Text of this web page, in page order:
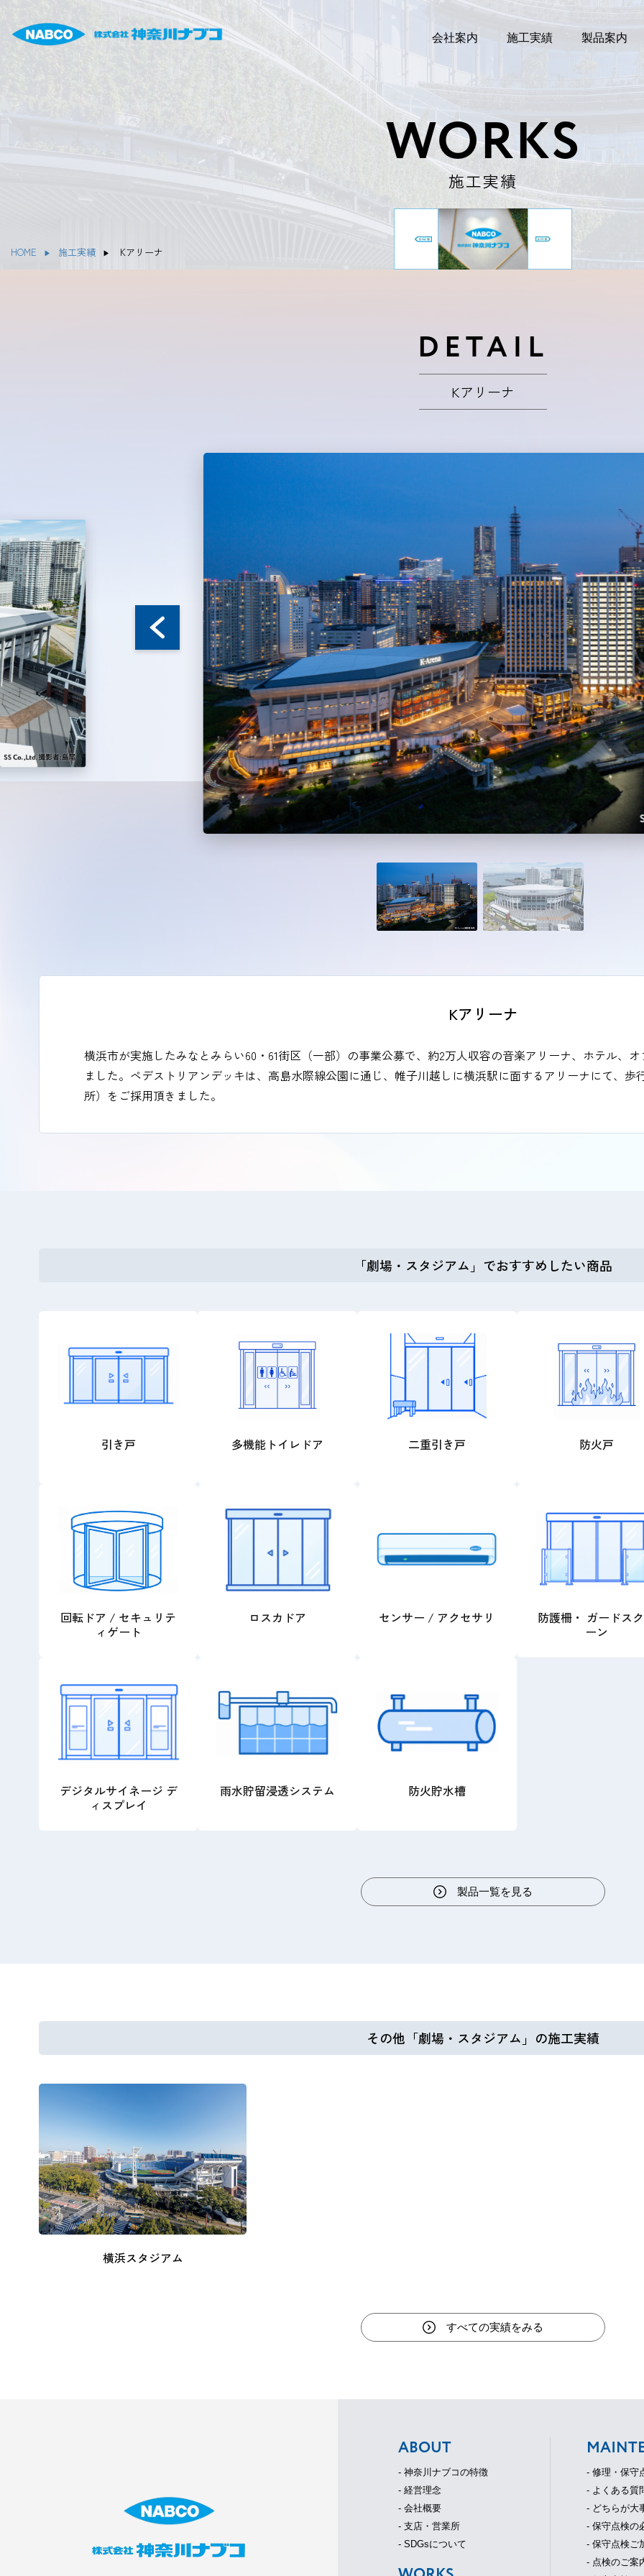
会社案内 施工実績 製品案内
WORKS
施工実績
HOME 施工実績 Kアリーナ
DETAIL
Kアリーナ
Kアリーナ
横浜市が実施したみなとみらい60・61街区（一部）の事業公募で、約2万人収容の音楽アリーナ、ホテル、
ました。ペデストリアンデッキは、高島水際線公園に通じ、帷子川越しに横浜駅に面するアリーナにて、歩
所）をご採用頂きました。
「劇場・スタジアム」でおすすめしたい商品
引き戸 多機能トイレドア 二重引き戸 防火戸
回転ドア / セキュリテ
ィゲート
ロスカドア センサー / アクセサリ
防護柵・ ガードス
ーン
デジタルサイネージ デ
ィスプレイ
雨水貯留浸透システム 防火貯水槽
製品一覧を見る
その他「劇場・スタジアム」の施工実績
横浜スタジアム
すべての実績をみる
ABOUT
- 神奈川ナブコの特徴
- 経営理念
- 会社概要
- 支店・営業所
- SDGsについて
- 修理・保守
- よくある質
- どちらが大
- 保守点検の
- 保守点検ご
- 点検のご案